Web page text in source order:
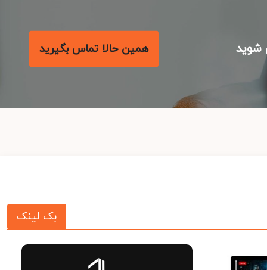
همین حالا تماس بگیرید
بک لینک